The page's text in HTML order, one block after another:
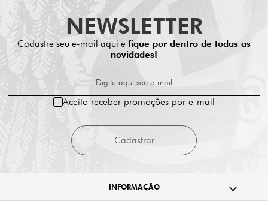
NEWSLETTER
Cadastre seu e-mail aqui e fique por dentro de todas as
novidades!
Digite aqui seu e-mail
Cadastrar
Aceito receber promoções por e-mail
INFORMAÇÃO